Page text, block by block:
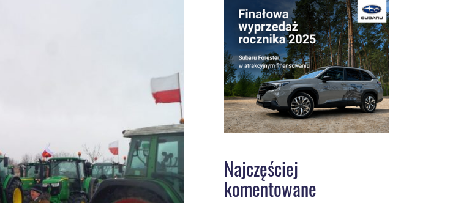
Najczęściej
komentowane